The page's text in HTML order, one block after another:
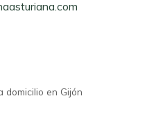
domicilio en Gijón